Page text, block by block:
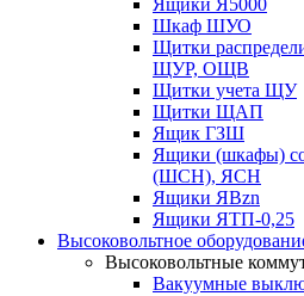
Шкаф ШУО
Щитки
ЩУР, ОЩВ
Щитки учета ЩУ
Щитки ЩАП
Ящик ГЗШ
Ящики (шкафы)
(ШСН), ЯСН
Ящики ЯВzn
Ящики ЯТП-0,25
Высоковольтное
Высоковольтные
Вакуумные